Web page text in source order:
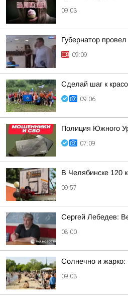
09:03
Губернатор
09:09
Сделай шаг к
09:06
Полиция Южного
07:09
В Челябинске 120
09:57
Сергей Лебедев:
08:00
Солнечно и жарко:
09:03